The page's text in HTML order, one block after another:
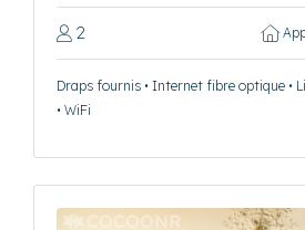
2
Draps fournis • Internet fibre optique •
• WiFi